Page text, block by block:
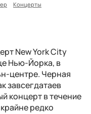
Концерты
New York City
Нью-Йорка, в
центре. Черная
завсегдатаев
концерт в течение
редко